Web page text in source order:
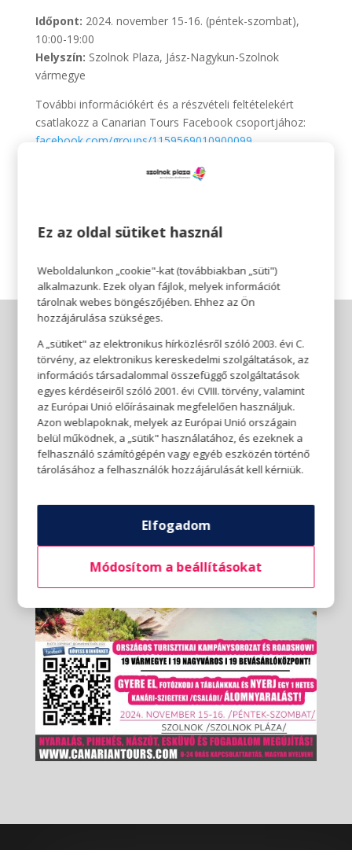
Időpont: 2024. november 15-16. (péntek-szombat),
10:00-19:00
Helyszín: Szolnok Plaza, Jász-Nagykun-Szolnok
vármegye
További információkért és a részvételi feltételekért
csatlakozz a Canarian Tours Facebook csoportjához:
facebook.com/groups/1159569010900099
kattints ide.
Ez az oldal sütiket használ
Weboldalunkon „cookie"-kat (továbbiakban „süti")
alkalmazunk. Ezek olyan fájlok, melyek információt
tárolnak webes böngészőjében. Ehhez az Ön
hozzájárulása szükséges.
A „sütiket" az elektronikus hírközlésről szóló 2003. évi C.
törvény, az elektronikus kereskedelmi szolgáltatások, az
információs társadalommal összefüggő szolgáltatások
egyes kérdéseiről szóló 2001. évi CVIII. törvény, valamint
az Európai Unió előírásainak megfelelően használjuk.
Azon weblapoknak, melyek az Európai Unió országain
belül működnek, a „sütik" használatához, és ezeknek a
felhasználó számítógépén vagy egyéb eszközén történő
tárolásához a felhasználók hozzájárulását kell kérniük.
Elfogadom
Módosítom a beállításokat